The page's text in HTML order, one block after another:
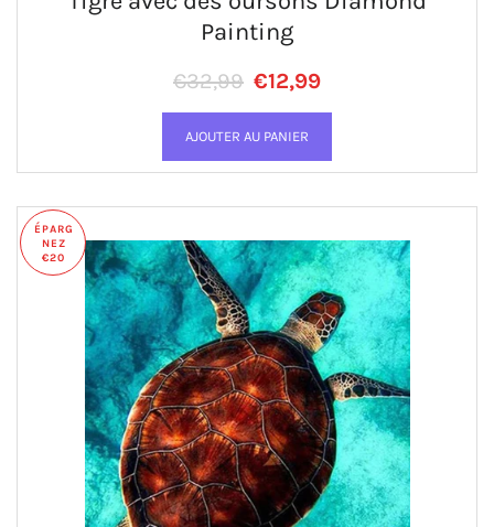
Painting
Prix régulier
€32,99 PRIX RÉDUIT
€12,99
ÉPARG
NEZ
€20